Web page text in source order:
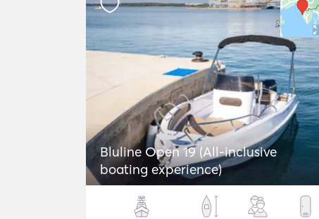
Bluline Open 19 (All-inclusive
boating experience)